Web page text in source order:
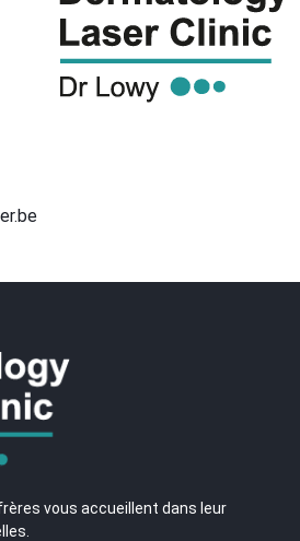
vous accueillent dans leur